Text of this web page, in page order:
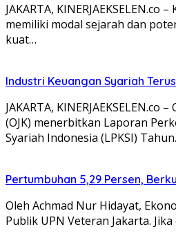
JAKARTA, KINERJAEKSELEN.co
memiliki modal sejarah dan
kuat…
Industri Keuangan Syariah
JAKARTA, KINERJAEKSELEN.co
(OJK) menerbitkan Laporan
Syariah Indonesia (LPKSI)
Pertumbuhan 5,29 Persen,
Oleh Achmad Nur Hidayat,
Publik UPN Veteran Jakarta.